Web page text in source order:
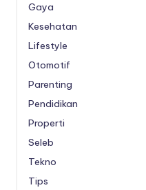
Gaya
Kesehatan
Lifestyle
Otomotif
Parenting
Pendidikan
Properti
Seleb
Tekno
Tips